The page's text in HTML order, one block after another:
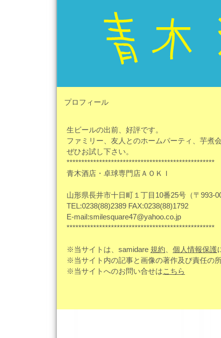
プロフィール
生ビールの出前、好評です。
ファミリー、友人とのホームパーティ、芋煮
ぜひお試し下さい。
**************************************************
青木酒店・卓球専門店ＡＯＫＩ
山形県長井市十日町１丁目10番25号（〒993-
TEL:0238(88)2389 FAX:0238(88)1792
E-mail:smilesquare47@yahoo.co.jp
**************************************************
※当サイトは、samidare 規約 個人情報保護
※当サイト内の記事と画像の著作及び責任の
※当サイトへのお問い合せはこちら